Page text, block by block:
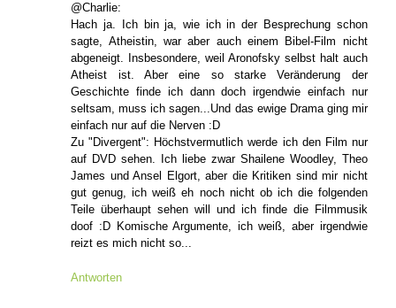
@Charlie:
Hach ja. Ich bin ja, wie ich in der Besprechung schon
sagte, Atheistin, war aber auch einem Bibel-Film nicht
abgeneigt. Insbesondere, weil Aronofsky selbst halt auch
Atheist ist. Aber eine so starke Veränderung der
Geschichte finde ich dann doch irgendwie einfach nur
seltsam, muss ich sagen...Und das ewige Drama ging mir
einfach nur auf die Nerven :D
Zu "Divergent": Höchstvermutlich werde ich den Film nur
auf DVD sehen. Ich liebe zwar Shailene Woodley, Theo
James und Ansel Elgort, aber die Kritiken sind mir nicht
gut genug, ich weiß eh noch nicht ob ich die folgenden
Teile überhaupt sehen will und ich finde die Filmmusik
doof :D Komische Argumente, ich weiß, aber irgendwie
reizt es mich nicht so...
Antworten